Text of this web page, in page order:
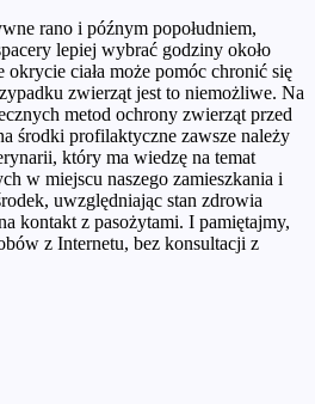
rano i późnym popołudniem,
lepiej wybrać godziny około
ciała może pomóc chronić się
zwierząt jest to niemożliwe. Na
metod ochrony zwierząt przed
środki profilaktyczne zawsze należy
który ma wiedzę na temat
w miejscu naszego zamieszkania i
uwzględniając stan zdrowia
kontakt z pasożytami. I pamiętajmy,
z Internetu, bez konsultacji z